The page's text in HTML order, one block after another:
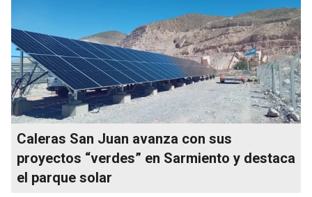
Caleras San Juan avanza con sus
proyectos “verdes” en Sarmiento y destaca
el parque solar